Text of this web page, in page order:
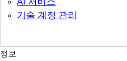
기술 계정 관리
정보